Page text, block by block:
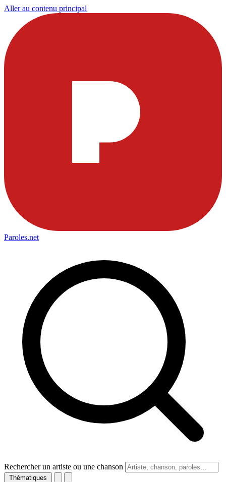
Aller au contenu principal
Paroles.net
Rechercher un artiste ou une chanson
Thématiques